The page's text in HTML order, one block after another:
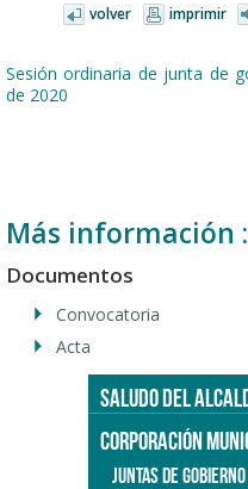
volver imprimir
Sesión ordinaria de junta de
de 2020
Más información :
Documentos
Convocatoria
Acta
SALUDO DEL
CORPORACIÓN
JUNTAS DE